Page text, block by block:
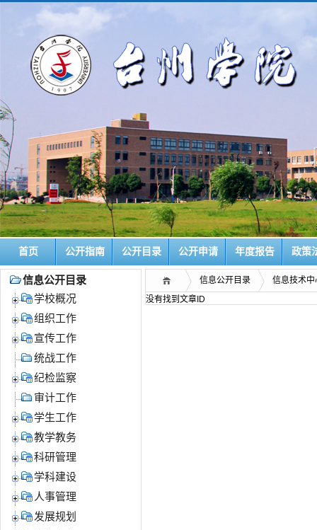
首页 公开指南 公开目录 公开申请 年度报告 政策
信息公开目录
学校概况
组织工作
宣传工作
统战工作
纪检监察
审计工作
学生工作
教学教务
科研管理
学科建设
人事管理
发展规划
信息公开目录
信息技术中
没有找到文章ID